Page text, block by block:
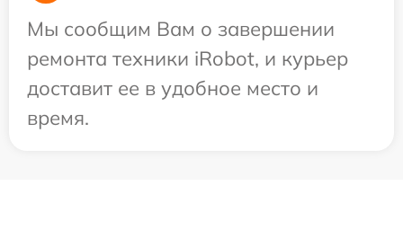
Мы сообщим Вам о завершении
ремонта техники iRobot, и курьер
доставит ее в удобное место и
время.